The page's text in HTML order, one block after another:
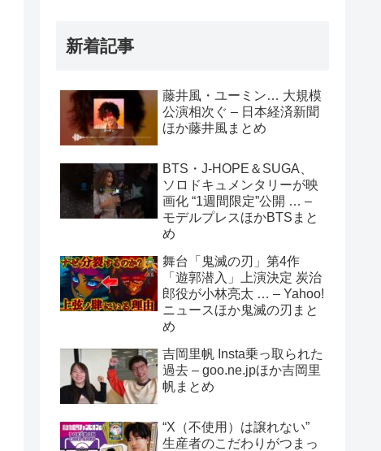
新着記事
藤井風・ユーミン… 大規模
公演相次ぐ – 日本経済新聞
ほか藤井風まとめ
BTS・J-HOPE＆SUGA、
ソロドキュメンタリーが映
画化 “1週間限定”公開 … –
モデルプレスほかBTSまと
め
舞台「鬼滅の刃」第4作
「遊郭潜入」上演決定 炭治
郎役が小林亮太 … – Yahoo!
ニュースほか鬼滅の刃まと
め
吉岡里帆 Insta乗っ取られた
過去 – goo.ne.jpほか吉岡里
帆まとめ
“X（不使用）は譲れない”
生産者のこだわりがつまっ